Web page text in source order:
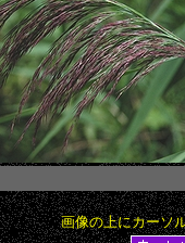
画像の上にカーソ